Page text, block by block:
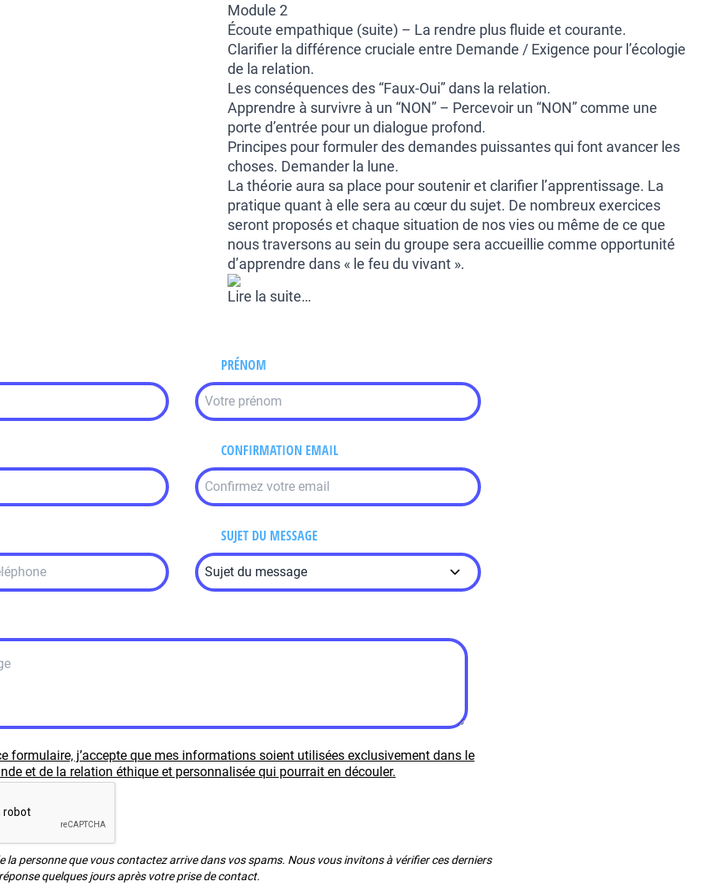
Module 2
Écoute empathique (suite) – La rendre plus fluide et courante.
Clarifier la différence cruciale entre Demande / Exigence pour l’écologie
de la relation.
Les conséquences des “Faux-Oui” dans la relation.
Apprendre à survivre à un “NON” – Percevoir un “NON” comme une
porte d’entrée pour un dialogue profond.
Principes pour formuler des demandes puissantes qui font avancer les
choses. Demander la lune.
La théorie aura sa place pour soutenir et clarifier l’apprentissage. La
pratique quant à elle sera au cœur du sujet. De nombreux exercices
seront proposés et chaque situation de nos vies ou même de ce que
nous traversons au sein du groupe sera accueillie comme opportunité
d’apprendre dans « le feu du vivant ».
Lire la suite…
PRÉNOM
CONFIRMATION EMAIL
SUJET DU MESSAGE
formulaire, j’accepte que mes informations soient utilisées exclusivement dans le
et de la relation éthique et personnalisée qui pourrait en découler.
la personne que vous contactez arrive dans vos spams. Nous vous invitons à vérifier ces derniers
quelques jours après votre prise de contact.